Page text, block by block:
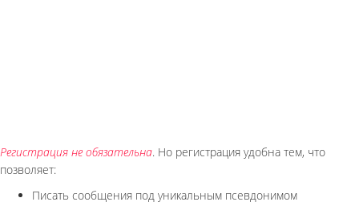
Регистрация не обязательна. Но регистрация удобна тем, что
позволяет:
Писать сообщения под уникальным псевдонимом